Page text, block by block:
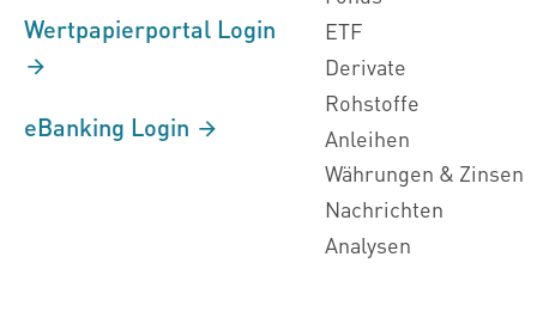
Wertpapierportal Login
eBanking Login
ETF
Derivate
Rohstoffe
Anleihen
Währungen & Zinsen
Nachrichten
Analysen